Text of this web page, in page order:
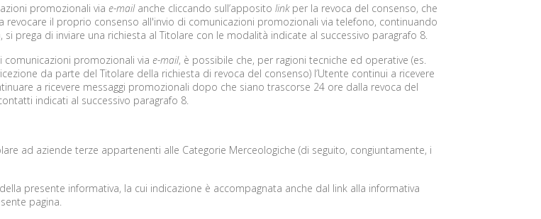
promozionali via e-mailanche cliccando sull’apposito linkper la revoca del consenso, che
revocare il proprio consenso all'invio di comunicazioni promozionali via telefono, continuando
si prega di inviare una richiesta al Titolare con le modalità indicate al successivo paragrafo 8.
comunicazioni promozionali via e-mail, è possibile che, per ragioni tecniche ed operative (es.
da parte del Titolare della richiesta di revoca del consenso) l’Utente continui a ricevere
a ricevere messaggi promozionali dopo che siano trascorse 24 ore dalla revoca del
indicati al successivo paragrafo 8.
ad aziende terze appartenenti alle Categorie Merceologiche (di seguito, congiuntamente, i
presente informativa, la cui indicazione è accompagnata anche dal link alla informativa
pagina.